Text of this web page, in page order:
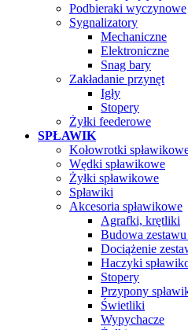
Podbieraki wyczynowe
Sygnalizatory
Mechaniczne
Elektroniczne
Snag bary
Zakładanie przynęt
Igły
Stopery
Żyłki feederowe
SPŁAWIK
Kołowrotki
Wędki spławikowe
Żyłki spławikowe
Spławiki
Akcesoria spławikowe
Agrafki, krętliki
Budowa
Dociążenie
Haczyki
Stopery
Przypony
Świetliki
Wypychacze